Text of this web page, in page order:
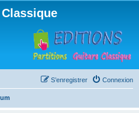
Connexion
S’enregistrer